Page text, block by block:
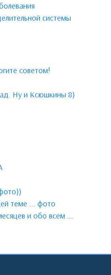
системы
советом!
Ну и Ксюшкины 8)
теме ... фото
и обо всем ...